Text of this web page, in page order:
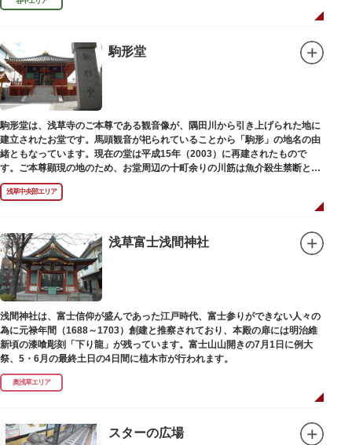
駒形堂
駒形堂は、浅草寺のご本尊である観音像が、隅田川から引き上げられた地に
建立されたお堂です。馬頭観音が祀られていることから「駒形」の地名の由
緒ともなっています。現在の堂は平成15年（2003）に再建されたもので
す。ご本尊顕現の地のため、お堂周辺の十町余りの川筋は魚介殺生禁断とな
り、戒殺碑が建立されました。
浅草中央部エリア
浅草富士浅間神社
浅間神社は、富士信仰が盛んであった江戸時代、富士参りができない人々の
為に元禄年間（1688～1703）創建と推察されており、本殿の扉には明治維
新頃の漆喰彫刻「下り龍」が残っています。富士山山開きの7月1日に例大
祭、5・6月の最終土日の4日間に植木市が行われます。
奥浅草エリア
スターの広場